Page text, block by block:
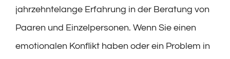
jahrzehntelange Erfahrung in der Beratung von
Paaren und Einzelpersonen. Wenn Sie einen
emotionalen Konflikt haben oder ein Problem in